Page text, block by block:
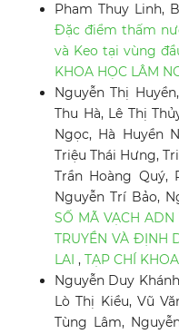
Pham Thuy Linh,
Đặc điểm thấm
và Keo tại vùng
KHOA HỌC LÂM
Nguyễn Thị
Thu Hà, Lê Thị
Ngọc, Hà Huyền
Triệu Thái Hưng,
Trần Hoàng Quý,
Nguyễn Trí Bảo,
SỐ MÃ VẠCH ADN
TRUYỀN VÀ ĐỊNH
LAI , TẠP CHÍ
Nguyễn Duy
Lò Thị Kiều, Vũ
Tùng Lâm,